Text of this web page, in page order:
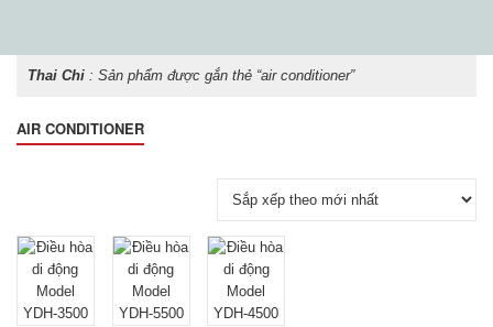
Thai Chi : Sản phẩm được gắn thẻ “air conditioner”
AIR CONDITIONER